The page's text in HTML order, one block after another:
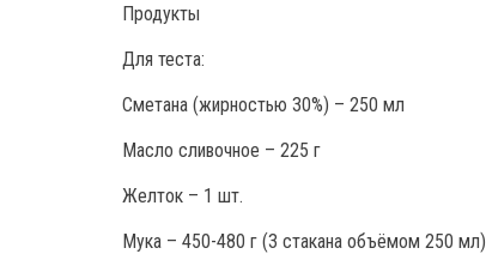
Продукты
Для теста:
Сметана (жирностью 30%) – 250 мл
Масло сливочное – 225 г
Желток – 1 шт.
Мука – 450-480 г (3 стакана объёмом 250 мл)